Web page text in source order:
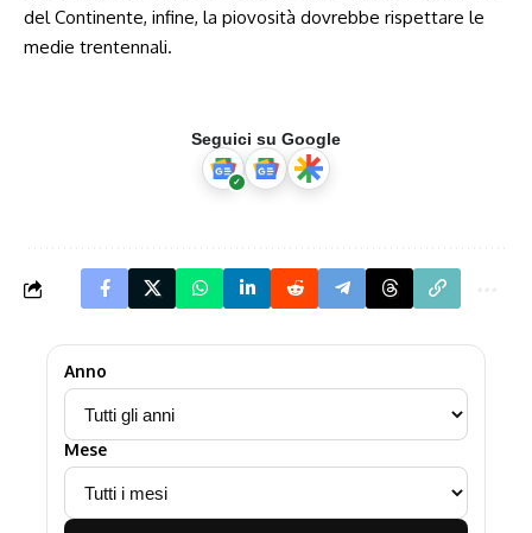
del Continente, infine, la piovosità dovrebbe rispettare le
medie trentennali.
Seguici su Google
Anno
Mese